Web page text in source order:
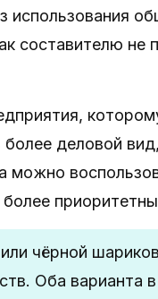
составителю не
деловой
можно
чёрной
Оба варианта